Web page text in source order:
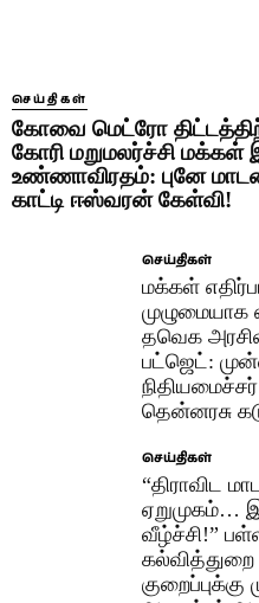
செய்திகள்
கோவை மெட்ரோ
கோரி மறுமலர்ச்சி
உண்ணாவிரதம்: புனே
காட்டி ஈஸ்வரன் கேள்வி!
செய்திகள்
மக்கள்
முழுமையாக
தவெக
பட்ஜெட்:
தென்னரசு
செய்திகள்
“திராவிட
ஏறுமுகம்…
வீழ்ச்சி!”
கல்வித்துறை